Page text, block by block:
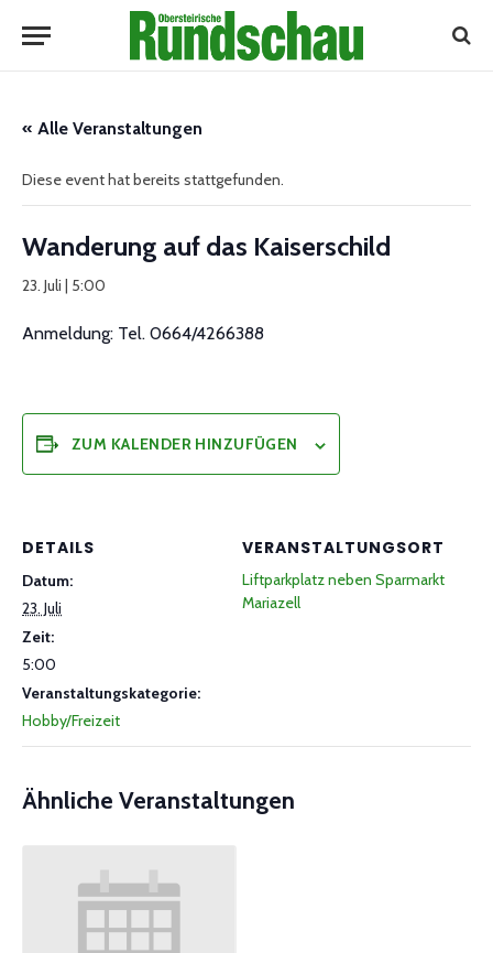
« Alle Veranstaltungen
Diese event hat bereits stattgefunden.
Wanderung auf das Kaiserschild
23. Juli | 5:00
Anmeldung: Tel. 0664/4266388
ZUM KALENDER HINZUFÜGEN
DETAILS
Datum:
23. Juli
Zeit:
5:00
Veranstaltungskategorie:
Hobby/Freizeit
VERANSTALTUNGSORT
Liftparkplatz neben Sparmarkt
Mariazell
Ähnliche Veranstaltungen